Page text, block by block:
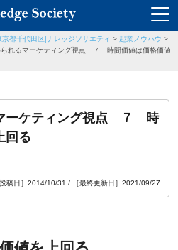
都千代田区|ナレッジソサエティ > 起業ノウハウ >
られるマーケティング視点 ７ 時間価値は価格価値
ーケティング視点 ７ 時
回る
投稿日］2014/10/31 / ［最終更新日］2021/09/27